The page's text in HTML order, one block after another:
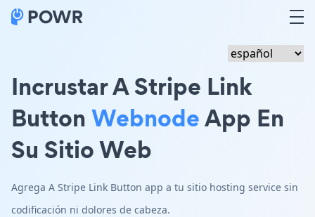
Incrustar A Stripe Link
ButtonWebnodeApp En
Su Sitio Web
Agrega A Stripe Link Button app a tu sitio hosting service sin
codificación ni dolores de cabeza.